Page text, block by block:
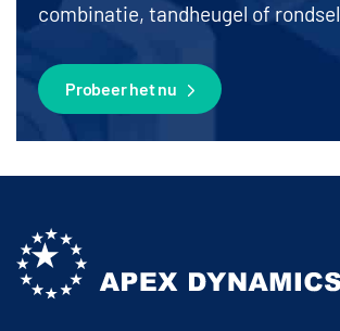
combinatie, tandheugel of rondsel
Probeer het nu